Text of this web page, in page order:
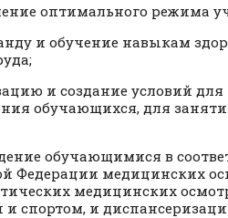
оптимального режима
и обучение навыкам
и создание условий
обучающихся, для
обучающимися в
Федерации медицинских
медицинских
и спортом, и